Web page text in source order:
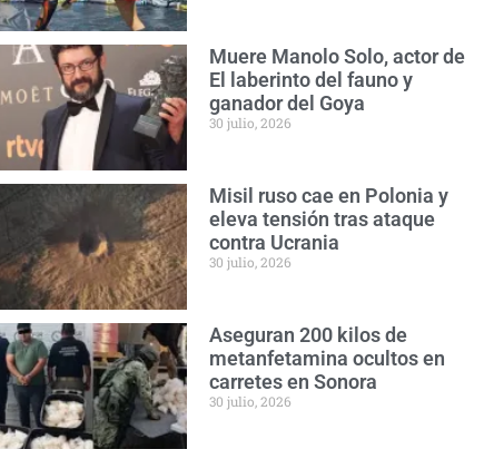
Muere Manolo Solo, actor de
El laberinto del fauno y
ganador del Goya
30 julio, 2026
Misil ruso cae en Polonia y
eleva tensión tras ataque
contra Ucrania
30 julio, 2026
Aseguran 200 kilos de
metanfetamina ocultos en
carretes en Sonora
30 julio, 2026